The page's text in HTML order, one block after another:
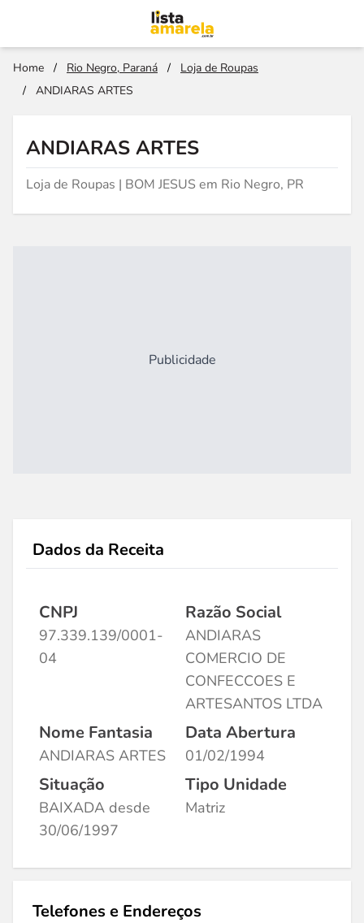
Home / Rio Negro, Paraná /
Loja de Roupas
/
ANDIARAS ARTES
ANDIARAS ARTES
Loja de Roupas | BOM JESUS em Rio Negro, PR
Publicidade
Dados da Receita
CNPJ
97.339.139/0001-
04
Razão Social
ANDIARAS
COMERCIO DE
CONFECCOES E
ARTESANTOS LTDA
Nome Fantasia
ANDIARAS ARTES
Data Abertura
01/02/1994
Situação
BAIXADA desde
30/06/1997
Tipo Unidade
Matriz
Telefones e Endereços